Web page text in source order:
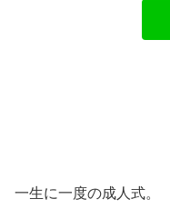
一生に一度の成人式。